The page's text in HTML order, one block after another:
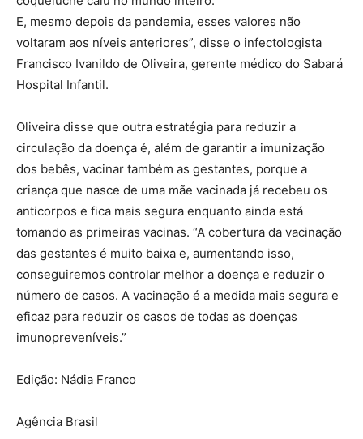
E, mesmo depois da pandemia, esses valores não
voltaram aos níveis anteriores”, disse o infectologista
Francisco Ivanildo de Oliveira, gerente médico do Sabará
Hospital Infantil.
Oliveira disse que outra estratégia para reduzir a
circulação da doença é, além de garantir a imunização
dos bebês, vacinar também as gestantes, porque a
criança que nasce de uma mãe vacinada já recebeu os
anticorpos e fica mais segura enquanto ainda está
tomando as primeiras vacinas. “A cobertura da vacinação
das gestantes é muito baixa e, aumentando isso,
conseguiremos controlar melhor a doença e reduzir o
número de casos. A vacinação é a medida mais segura e
eficaz para reduzir os casos de todas as doenças
imunopreveníveis.”
Edição: Nádia Franco
Agência Brasil